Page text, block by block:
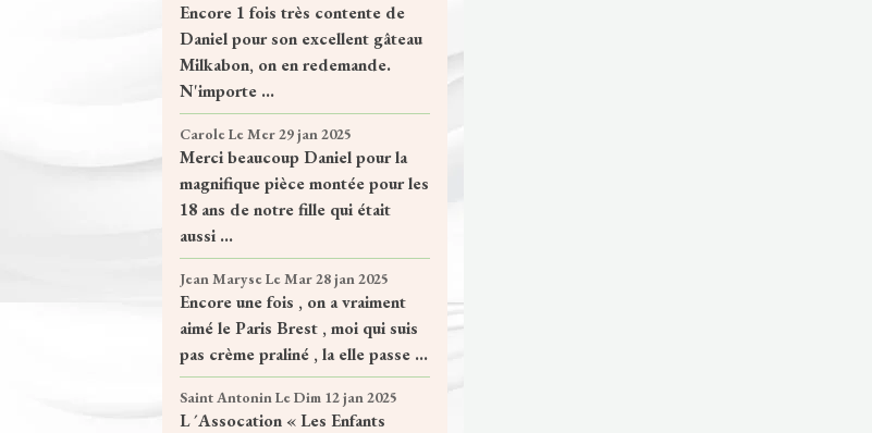
Encore 1 fois très contente de
Daniel pour son excellent gâteau
Milkabon, on en redemande.
N'importe ...
CaroleLe Mer 29 jan 2025
Merci beaucoup Daniel pour la
magnifique pièce montée pour les
18 ans de notre fille qui était
aussi ...
Jean MaryseLe Mar 28 jan 2025
Encore une fois , on a vraiment
aimé le Paris Brest , moi qui suis
pas crème praliné , la elle passe ...
Saint AntoninLe Dim 12 jan 2025
L ´Assocation « Les Enfants